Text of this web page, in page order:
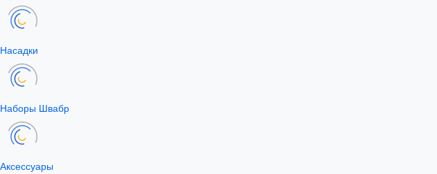
Насадки
Наборы Швабр
Аксессуары